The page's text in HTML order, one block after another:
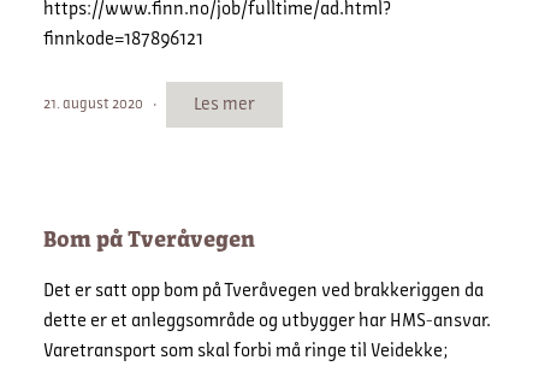
https://www.finn.no/job/fulltime/ad.html?
finnkode=187896121
21. august 2020 Les mer
Bom på Tveråvegen
Det er satt opp bom på Tveråvegen ved brakkeriggen da
dette er et anleggsområde og utbygger har HMS-ansvar.
Varetransport som skal forbi må ringe til Veidekke;